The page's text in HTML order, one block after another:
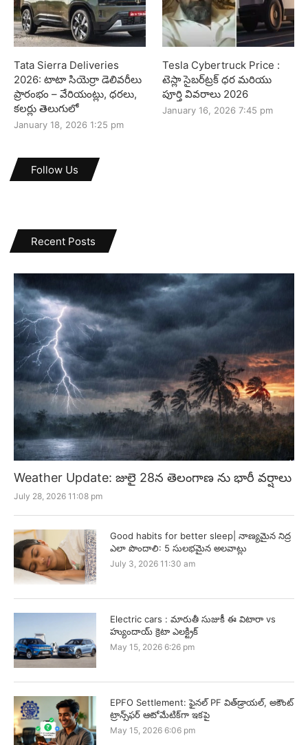
Tata Sierra Deliveries
2026: టాటా సియెర్రా డెలివరీలు
ప్రారంభం – వేరియంట్లు, ధరలు,
కలర్లు తెలుగులో
January 18, 2026 1:25 pm
Tesla Cybertruck Price :
టెస్లా సైబర్‌ట్రక్ ధర మరియు
పూర్తి వివరాలు 2026
January 16, 2026 7:45 pm
Follow Us
Recent Posts
Weather Update: జులై 28న తెలంగాణ ను భారీ వర్షాలు
July 28, 2026 11:08 pm
Good habits for better sleep| నాణ్యమైన నిద్ర
ఎలా పొందాలి: 5 సులభమైన అలవాట్లు
July 3, 2026 11:30 am
Electric cars : మారుతీ సుజుకీ ఈ విటారా vs
హ్యుందాయ్ క్రెటా ఎలక్ట్రిక్
May 15, 2026 6:26 pm
EPFO Settlement: ఫైనల్ PF విత్‌డ్రాయల్, అకౌంట్
ట్రాన్స్‌ఫర్ ఆటోమేటిక్‌గా ఇకపై
May 15, 2026 6:06 pm